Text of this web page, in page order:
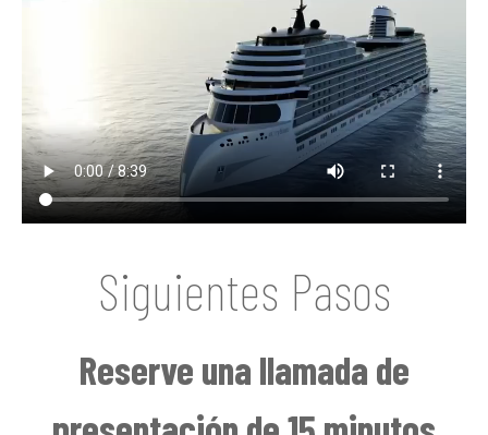
Siguientes Pasos
Reserve una llamada de